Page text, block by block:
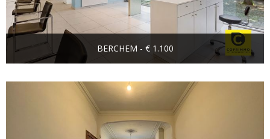
BERCHEM - € 1.100